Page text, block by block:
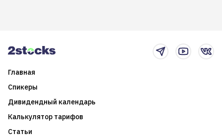
Главная
Спикеры
Дивидендный календарь
Калькулятор тарифов
Статьи